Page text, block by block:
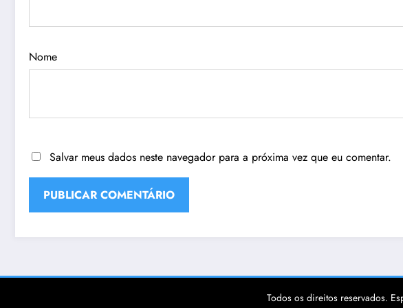
Nome
Salvar meus dados neste navegador para a próxima vez que eu comentar.
Todos os direitos reservados.